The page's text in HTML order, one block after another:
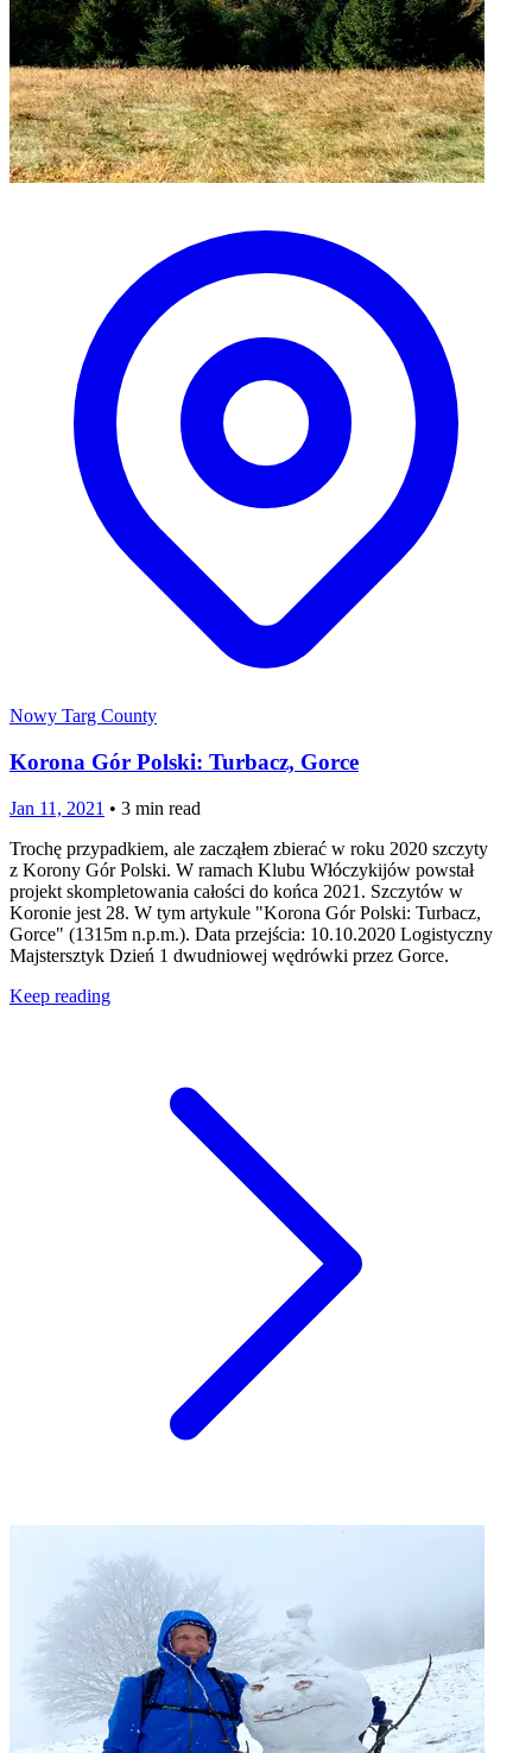
Nowy Targ County
Korona Gór Polski: Turbacz, Gorce
Jan 11, 2021 • 3 min read
Trochę przypadkiem, ale zacząłem zbierać w roku 2020 szczyty
z Korony Gór Polski. W ramach Klubu Włóczykijów powstał
projekt skompletowania całości do końca 2021. Szczytów w
Koronie jest 28. W tym artykule "Korona Gór Polski: Turbacz,
Gorce" (1315m n.p.m.). Data przejścia: 10.10.2020 Logistyczny
Majstersztyk Dzień 1 dwudniowej wędrówki przez Gorce.
Keep reading